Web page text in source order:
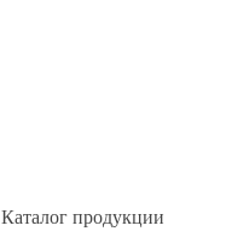
Каталог продукции